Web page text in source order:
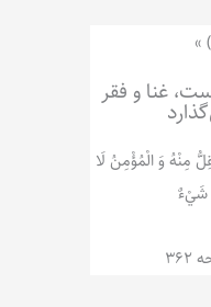
»
غنا و فقر
مِنْهُ وَ الْمُؤْمِنُ لَا
شَيْ‌ءٌ